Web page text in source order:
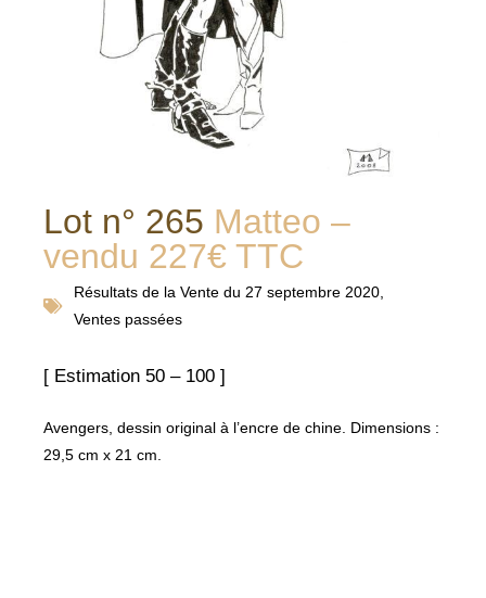
Lot n° 265 Matteo –
vendu 227€ TTC
Résultats de la Vente du 27 septembre 2020
Ventes passées
[ Estimation 50 – 100 ]
Avengers, dessin original à l’encre de chine. Dimensions :
29,5 cm x 21 cm.